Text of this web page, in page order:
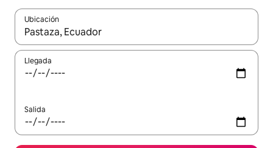
Ubicación
Cuando los resultados estén disponibles, navega con las
Llegada
Salida